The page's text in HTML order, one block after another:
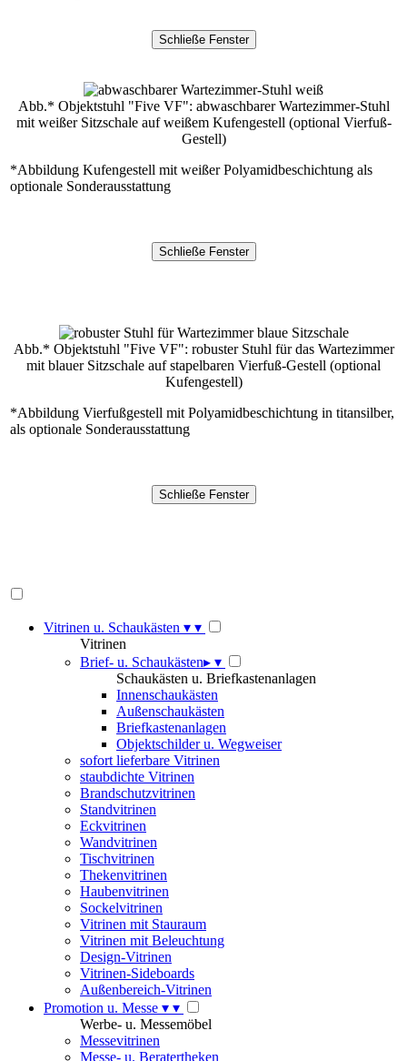
Abb.* Objektstuhl "Five VF": abwaschbarer Wartezimmer-Stuhl
mit weißer Sitzschale auf weißem Kufengestell (optional Vierfuß-
Gestell)
*Abbildung Kufengestell mit weißer Polyamidbeschichtung als
optionale Sonderausstattung
Abb.* Objektstuhl "Five VF": robuster Stuhl für das Wartezimmer
mit blauer Sitzschale auf stapelbaren Vierfuß-Gestell (optional
Kufengestell)
*Abbildung Vierfußgestell mit Polyamidbeschichtung in titansilber,
als optionale Sonderausstattung
Vitrinen u. Schaukästen ▾ ▾
Vitrinen
Brief- u. Schaukästen▸ ▾
Schaukästen u. Briefkastenanlagen
Innenschaukästen
Außenschaukästen
Briefkastenanlagen
Objektschilder u. Wegweiser
sofort lieferbare Vitrinen
staubdichte Vitrinen
Brandschutzvitrinen
Standvitrinen
Eckvitrinen
Wandvitrinen
Tischvitrinen
Thekenvitrinen
Haubenvitrinen
Sockelvitrinen
Vitrinen mit Stauraum
Vitrinen mit Beleuchtung
Design-Vitrinen
Vitrinen-Sideboards
Außenbereich-Vitrinen
Promotion u. Messe ▾ ▾
Werbe- u. Messemöbel
Messevitrinen
Messe- u. Beratertheken